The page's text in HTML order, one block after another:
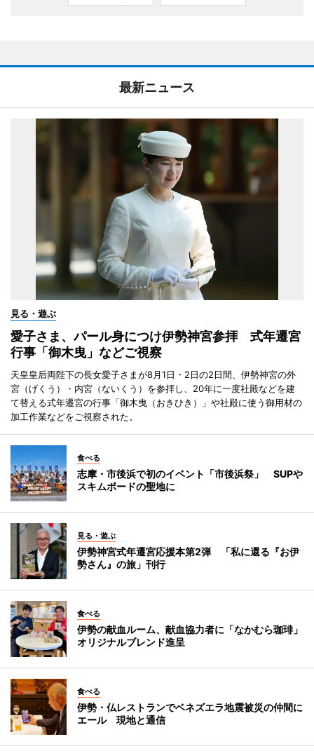
最新ニュース
見る・遊ぶ
愛子さま、パール身につけ伊勢神宮参拝 式年遷宮
行事「御木曳」などご視察
天皇皇后両陛下の長女愛子さまが8月1日・2日の2日間、伊勢神宮の外
宮（げくう）・内宮（ないくう）を参拝し、20年に一度社殿などを建
て替える式年遷宮の行事「御木曳（おきひき）」や社殿に使う御用材の
加工作業などをご視察された。
食べる
志摩・市後浜で初のイベント「市後浜祭」 SUPや
スキムボードの聖地に
見る・遊ぶ
伊勢神宮式年遷宮応援本第2弾 「私に還る『お伊
勢さん』の旅」刊行
食べる
伊勢の献血ルーム、献血協力者に「なかむら珈琲」
オリジナルブレンド進呈
食べる
伊勢・仏レストランでベネズエラ地震被災の仲間に
エール 現地と通信